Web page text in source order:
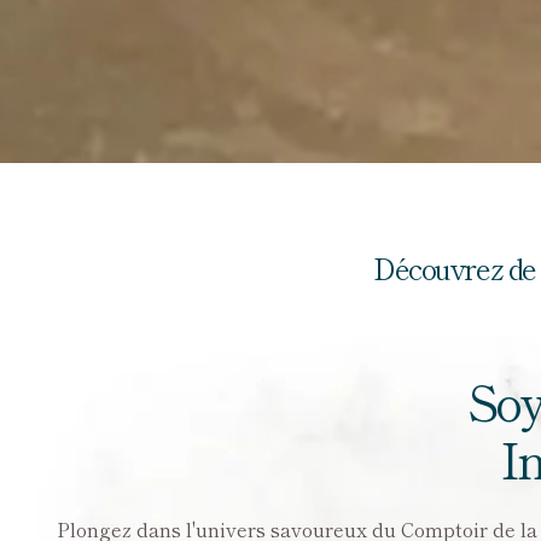
Découvrez
Plongez dans l'univers savoureux du Comptoir de